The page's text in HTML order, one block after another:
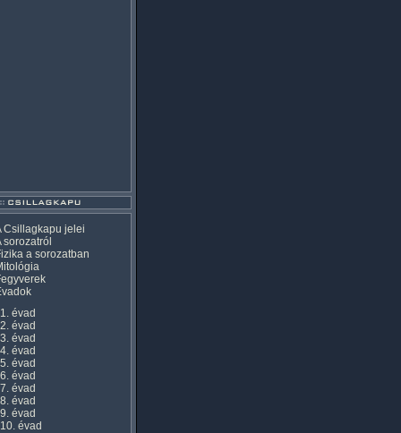
Csillagkapu jelei
sorozatról
a sorozatban
1. évad
2. évad
3. évad
4. évad
5. évad
6. évad
7. évad
8. évad
9. évad
10. évad